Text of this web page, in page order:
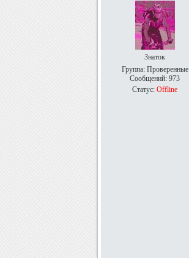
Знаток
Группа: Проверенные
Сообщений: 973
Статус: Offline